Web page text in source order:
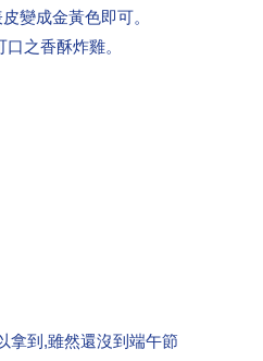
變成金黃色即可。
之香酥炸雞。
拿到,雖然還沒到端午節